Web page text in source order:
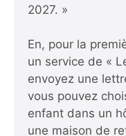
2027. »
En, pour la
un service de «
envoyez une
vous pouvez
enfant dans un
une maison de